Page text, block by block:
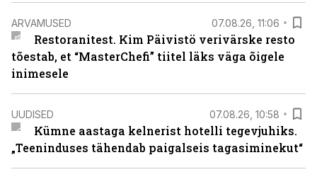
ARVAMUSED 07.08.26, 11:06
Restoranitest. Kim Päivistö verivärske resto
tõestab, et “MasterChefi” tiitel läks väga õigele
inimesele
UUDISED 07.08.26, 10:58
Kümne aastaga kelnerist hotelli tegevjuhiks.
„Teeninduses tähendab paigalseis tagasiminekut“